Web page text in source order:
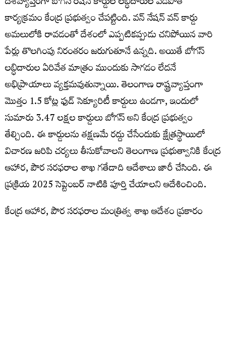
కార్యక్రమం కేంద్ర ప్రభుత్వం చేపట్టింది. వన్ నేషన్ వన్ కార్డు
అమలులోకి రావడంతో దేశంలో ఎప్పటికప్పుడు చనిపోయిన వారి
పేర్లు తొలగింపు నిరంతరం జరుగుతూనే ఉన్నది. అయితే బోగస్
లబ్ధిదారుల ఏరివేత మాత్రం ముందుకు సాగడం లేదనే
అభిప్రాయాలు వ్యక్తమవుతున్నాయి. తెలంగాణ రాష్ట్రవ్యాప్తంగా
మొత్తం 1.5 కోట్ల ఫుడ్ సెక్యూరిటీ కార్డులు ఉండగా, ఇందులో
సుమారు 3.47 లక్షల కార్డులు బోగస్ అని కేంద్ర ప్రభుత్వం
తేల్చింది. ఈ కార్డులను తక్షణమే రద్దు చేసేందుకు క్షేత్రస్థాయిలో
విచారణ జరిపి చర్యలు తీసుకోవాలని తెలంగాణ ప్రభుత్వానికి కేంద్ర
ఆహార, పౌర సరఫరాల శాఖ గతేడాది ఆదేశాలు జారీ చేసింది. ఈ
ప్రక్రియ 2025 సెప్టెంబర్ నాటికి పూర్తి చేయాలని ఆదేశించింది.
కేంద్ర ఆహార, పౌర సరఫరాల మంత్రిత్వ శాఖ ఆదేశం ప్రకారం